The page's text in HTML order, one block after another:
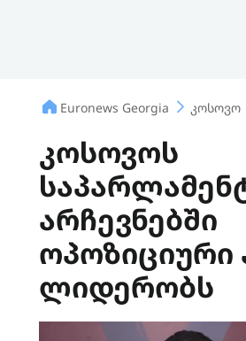
Euronews Georgia კოსოვო
კოსოვოს
არჩევნებში
ოპოზიციური
ლიდერობს